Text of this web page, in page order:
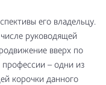
его владельцу.
руководящей
вверх по
профессии – одни из
корочки данного